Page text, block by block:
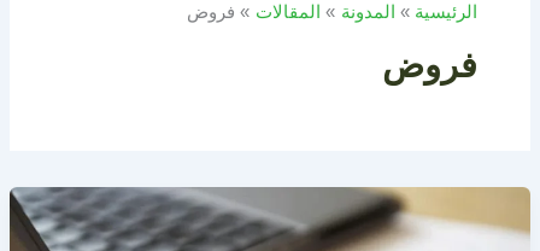
الرئيسية المدونة المقالات فروض
فروض